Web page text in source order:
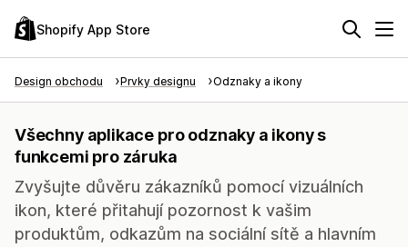
Shopify App Store
Design obchodu Prvky designu Odznaky a ikony
Všechny aplikace pro odznaky a ikony s
funkcemi pro záruka
Zvyšujte důvěru zákazníků pomocí vizuálních
ikon, které přitahují pozornost k vašim
produktům, odkazům na sociální sítě a hlavním